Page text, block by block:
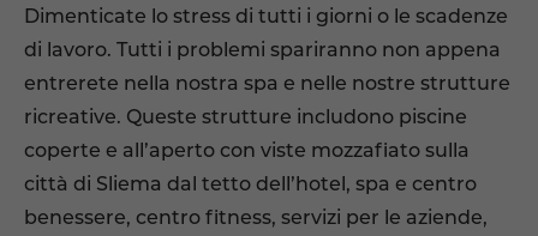
Dimenticate lo stress di tutti i giorni o le scadenze
di lavoro. Tutti i problemi spariranno non appena
entrerete nella nostra spa e nelle nostre strutture
ricreative. Queste strutture includono piscine
coperte e all’aperto con viste mozzafiato sulla
città di Sliema dal tetto dell’hotel, spa e centro
benessere, centro fitness, servizi per le aziende,